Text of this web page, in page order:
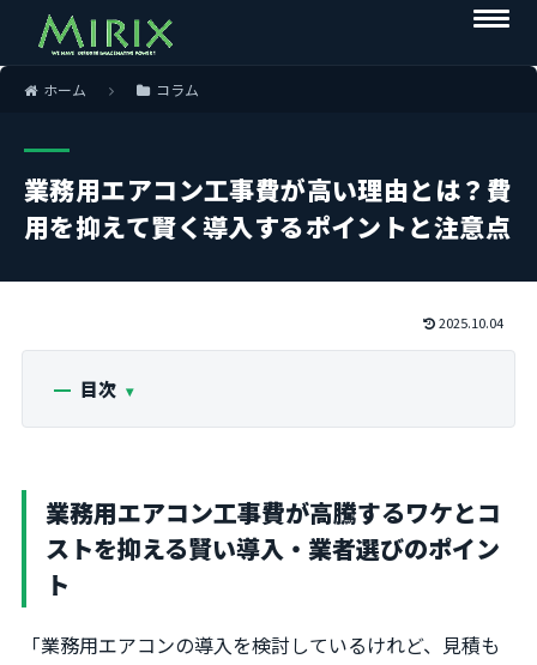
ホーム コラム
業務用エアコン工事費が高い理由とは？費
用を抑えて賢く導入するポイントと注意点
2025.10.04
目次
業務用エアコン工事費が高騰するワケとコ
ストを抑える賢い導入・業者選びのポイン
ト
「業務用エアコンの導入を検討しているけれど、見積も